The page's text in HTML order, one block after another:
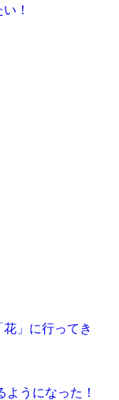
！
」に行ってき
うになった！